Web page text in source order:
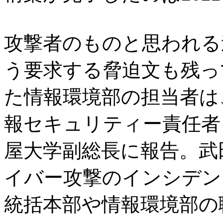
攻撃者のものと思われ
う要求する脅迫文も残
た情報環境部の担当者
報セキュリティー責任
屋大学副総長に報告。
イバー攻撃のインシデ
統括本部や情報環境部